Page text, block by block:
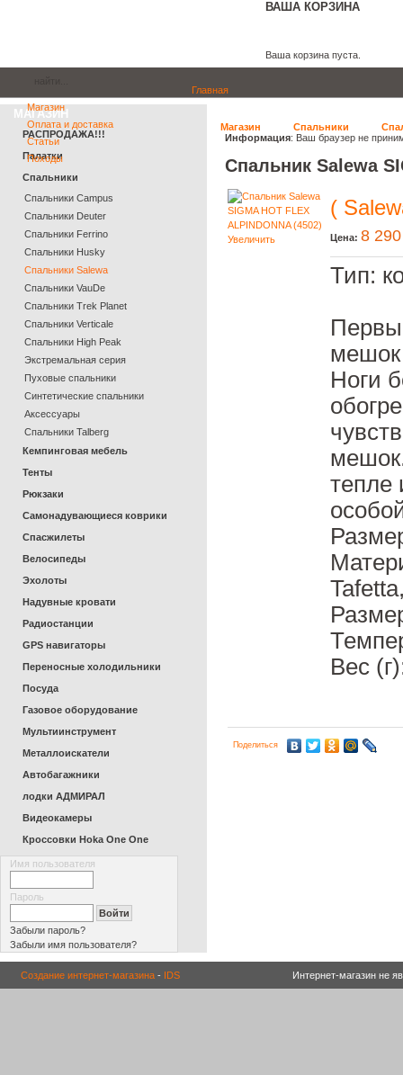
ВАША КОРЗИНА
Ваша корзина пуста.
Главная
Магазин
Оплата и доставка
Статьи
Походы
Магазин Спальники
Информация: Ваш браузер не
Спальник Salewa
Увеличить
(
Цена: 8
Тип:
Ноги
тепле
Вес
Поделиться
МАГАЗИН
РАСПРОДАЖА!!!
Палатки
Спальники
Спальники Campus
Спальники Deuter
Cпальники Ferrino
Спальники Husky
Спальники Salewa
Спальники VauDe
Спальники Trek Planet
Спальники Verticale
Спальники High Peak
Экстремальная серия
Пуховые спальники
Синтетические спальники
Аксессуары
Спальники Talberg
Кемпинговая мебель
Тенты
Рюкзаки
Самонадувающиеся коврики
Спасжилеты
Велосипеды
Эхолоты
Надувные кровати
Радиостанции
GPS навигаторы
Переносные холодильники
Посуда
Газовое оборудование
Мультиинструмент
Металлоискатели
Автобагажники
лодки АДМИРАЛ
Видеокамеры
Кроссовки Hoka One One
Имя пользователя
Пароль
Забыли пароль?
Забыли имя пользователя?
Создание интернет-магазина - IDS Интернет-магазин не